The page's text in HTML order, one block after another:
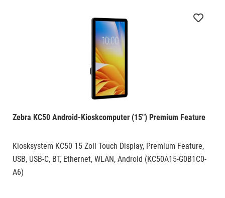
Zebra KC50 Android-Kioskcomputer (15") Premium Feature
Kiosksystem KC50 15 Zoll Touch Display, Premium Feature,
USB, USB-C, BT, Ethernet, WLAN, Android (KC50A15-G0B1C0-
A6)